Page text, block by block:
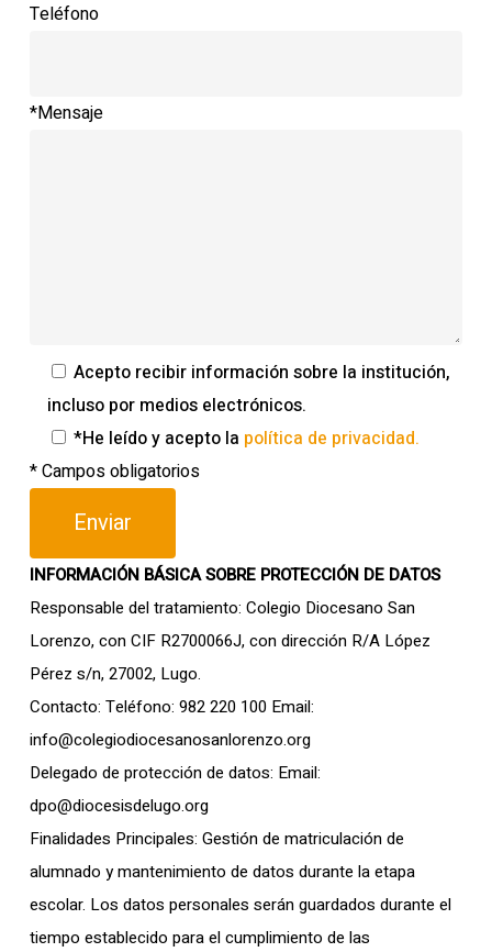
Teléfono
*Mensaje
Acepto recibir información sobre la institución,
incluso por medios electrónicos.
*He leído y acepto la política de privacidad.
* Campos obligatorios
INFORMACIÓN BÁSICA SOBRE PROTECCIÓN DE DATOS
Responsable del tratamiento: Colegio Diocesano San
Lorenzo, con CIF R2700066J, con dirección R/A López
Pérez s/n, 27002, Lugo.
Contacto: Teléfono: 982 220 100 Email:
info@colegiodiocesanosanlorenzo.org
Delegado de protección de datos: Email:
dpo@diocesisdelugo.org
Finalidades Principales: Gestión de matriculación de
alumnado y mantenimiento de datos durante la etapa
escolar. Los datos personales serán guardados durante el
tiempo establecido para el cumplimiento de las